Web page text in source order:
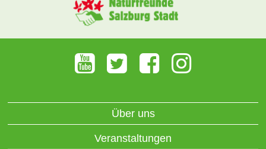
Über uns
Veranstaltungen